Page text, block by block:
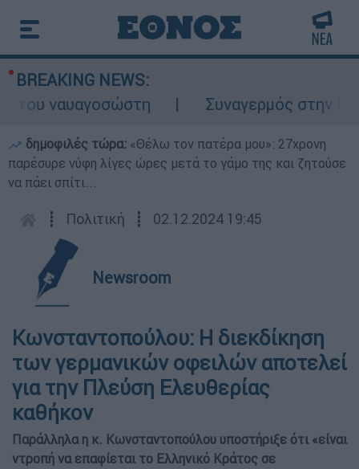
BREAKING NEWS:
ναυαγοσώστη
Συναγερμός στην
δημοφιλές τώρα: «Θέλω τον πατέρα μου»: 27χρονη
παρέσυρε νύφη λίγες ώρες μετά το γάμο της και ζητούσε
να πάει σπίτι...
┋ Πολιτική ┋ 02.12.2024 19:45
Newsroom
Κωνσταντοπούλου: Η διεκδίκηση
των γερμανικών οφειλών αποτελεί
για την Πλεύση Ελευθερίας
καθήκον
Παράλληλα η κ. Κωνσταντοπούλου υποστήριξε ότι «είναι
ντροπή να επαφίεται το Ελληνικό Κράτος σε